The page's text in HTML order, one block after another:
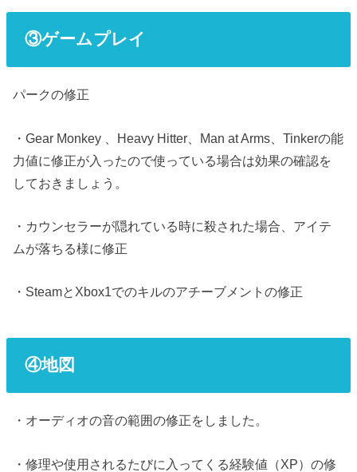
③ゲームプレイ
パークの修正
・Gear Monkey 、Heavy Hitter、Man at Arms、Tinkerの能
力値に修正が入ったので使っている場合は効果の確認を
しておきましょう。
・カウンセラーが隠れている時に殺された場合、アイテ
ムが落ちる様に修正
・SteamとXbox1でのキルのアチーブメントの修正
④地図
・オーディオの音の範囲の修正をしました。
・修理や使用されるたびに入ってくる経験値（XP）の修